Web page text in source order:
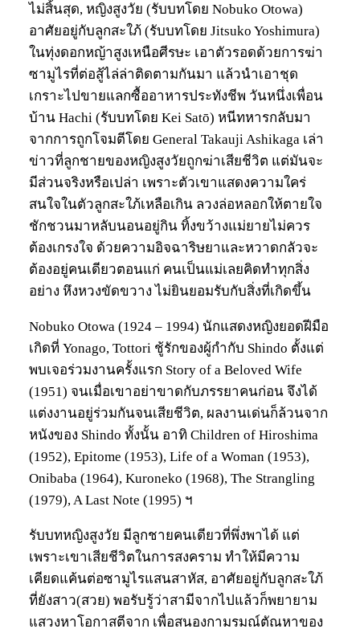
ไม่สิ้นสุด, หญิงสูงวัย (รับบทโดย Nobuko Otowa)
อาศัยอยู่กับลูกสะใภ้ (รับบทโดย Jitsuko Yoshimura)
ในทุ่งดอกหญ้าสูงเหนือศีรษะ เอาตัวรอดด้วยการฆ่า
ซามูไรที่ต่อสู้ไล่ล่าติดตามกันมา แล้วนำเอาชุด
เกราะไปขายแลกซื้ออาหารประทังชีพ วันหนึ่งเพื่อน
บ้าน Hachi (รับบทโดย Kei Satō) หนีทหารกลับมา
จากการถูกโจมตีโดย General Takauji Ashikaga เล่า
ข่าวที่ลูกชายของหญิงสูงวัยถูกฆ่าเสียชีวิต แต่มันจะ
มีส่วนจริงหรือเปล่า เพราะตัวเขาแสดงความใคร่
สนใจในตัวลูกสะใภ้เหลือเกิน ลวงล่อหลอกให้ตายใจ
ชักชวนมาหลับนอนอยู่กิน ทิ้งขว้างแม่ยายไม่ควร
ต้องเกรงใจ ด้วยความอิจฉาริษยาและหวาดกลัวจะ
ต้องอยู่คนเดียวตอนแก่ คนเป็นแม่เลยคิดทำทุกสิ่ง
อย่าง หึงหวงขัดขวาง ไม่ยินยอมรับกับสิ่งที่เกิดขึ้น
Nobuko Otowa (1924 – 1994) นักแสดงหญิงยอดฝีมือ
เกิดที่ Yonago, Tottori ชู้รักของผู้กำกับ Shindo ตั้งแต่
พบเจอร่วมงานครั้งแรก Story of a Beloved Wife
(1951) จนเมื่อเขาอย่าขาดกับภรรยาคนก่อน จึงได้
แต่งงานอยู่ร่วมกันจนเสียชีวิต, ผลงานเด่นก็ล้วนจาก
หนังของ Shindo ทั้งนั้น อาทิ Children of Hiroshima
(1952), Epitome (1953), Life of a Woman (1953),
Onibaba (1964), Kuroneko (1968), The Strangling
(1979), A Last Note (1995) ฯ
รับบทหญิงสูงวัย มีลูกชายคนเดียวที่พึ่งพาได้ แต่
เพราะเขาเสียชีวิตในการสงคราม ทำให้มีความ
เคียดแค้นต่อซามูไรแสนสาหัส, อาศัยอยู่กับลูกสะใภ้
ที่ยังสาว(สวย) พอรับรู้ว่าสามีจากไปแล้วก็พยายาม
แสวงหาโอกาสตีจาก เพื่อสนองกามรมณ์ตัณหาของ